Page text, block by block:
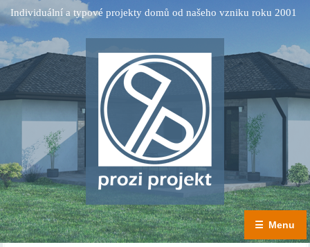
Individuální a typové projekty domů od našeho vzniku roku 2001
☰ Menu